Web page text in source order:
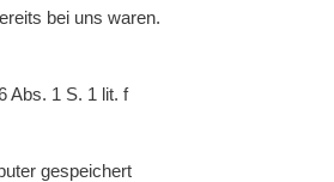
bei uns waren.
Abs. 1 S. 1 lit. f
gespeichert